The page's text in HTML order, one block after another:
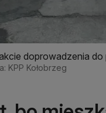
doprowadzenia do
KPP Kołobrzeg